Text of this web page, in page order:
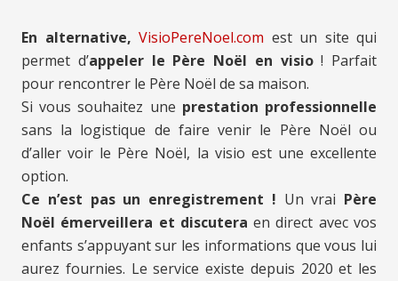
En alternative, VisioPereNoel.com est un site qui
permet d’appeler le Père Noël en visio! Parfait
pour rencontrer le Père Noël de sa maison.
Si vous souhaitez une prestation professionnelle
sans la logistique de faire venir le Père Noël ou
d’aller voir le Père Noël, la visio est une excellente
option.
Ce n’est pas un enregistrement ! Un vrai Père
Noël émerveillera et discutera en direct avec vos
enfants s’appuyant sur les informations que vous lui
aurez fournies. Le service existe depuis 2020 et les